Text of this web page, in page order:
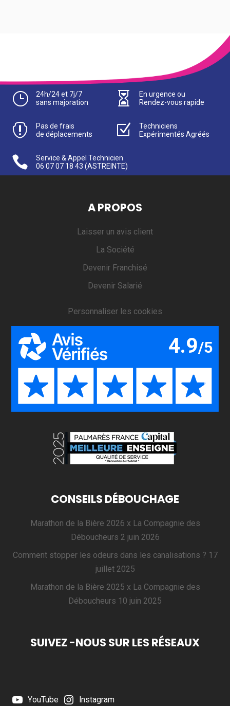
}
24h/24 et 7j/7
sans majoration

En urgence ou
Rendez-vous rapide

Pas de frais
de déplacements
Z
Techniciens
Expérimentés Agréés

Service & Appel Technicien
06 07 07 18 43 (ASTREINTE)
A PROPOS
Laisser un avis client
La Société
Devenir Franchisé
Devenir Salarié
Personnaliser les cookies
CONSEILS DÉBOUCHAGE
Marathon de la Bière 2026 x La Compagnie des
Déboucheurs 2 juin 2026
Comment stopper les odeurs dans les canalisations ? 17
juillet 2025
Marathon de la Bière 2025 x La Compagnie des
Déboucheurs 10 juin 2025
SUIVEZ -NOUS SUR LES RÉSEAUX
YouTube Instagram